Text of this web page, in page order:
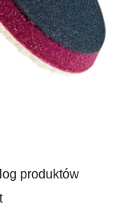
produktów